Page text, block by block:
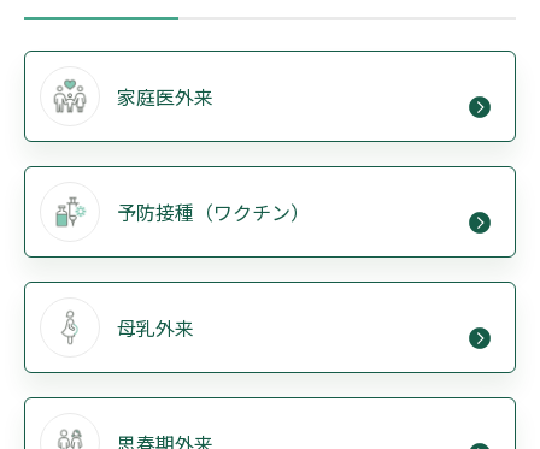
家庭医外来
予防接種（ワクチン）
母乳外来
思春期外来